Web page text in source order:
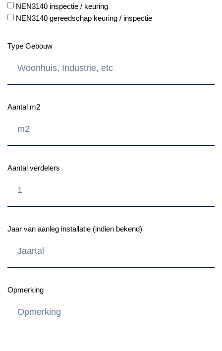
NEN3140 inspectie / keuring
NEN3140 gereedschap keuring / inspectie
Type Gebouw
Aantal m2
Aantal verdelers
Jaar van aanleg installatie (indien bekend)
Opmerking